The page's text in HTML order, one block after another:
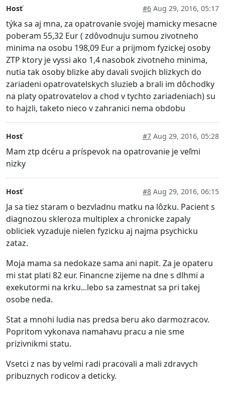
Hosť #6 Aug 29, 2016, 05:17
týka sa aj mna, za opatrovanie svojej mamicky mesacne
poberam 55,32 Eur ( zdôvodnuju sumou zivotneho
minima na osobu 198,09 Eur a prijmom fyzickej osoby
ZTP ktory je vyssi ako 1,4 nasobok zivotneho minima,
nutia tak osoby blizke aby davali svojich blizkych do
zariadeni opatrovatelskych sluzieb a brali im dôchodky
na platy opatrovatelov a chod v tychto zariadeniach) su
to hajzli, taketo nieco v zahranici nema obdobu
Hosť #7 Aug 29, 2016, 05:28
Mam ztp dcéru a príspevok na opatrovanie je veľmi
nizky
Hosť #8 Aug 29, 2016, 06:15
Ja sa tiez staram o bezvladnu matku na lôzku. Pacient s
diagnozou skleroza multiplex a chronicke zapaly
obliciek vyzaduje nielen fyzicku aj najma psychicku
zataz.
Moja mama sa nedokaze sama ani napit. Za je opateru
mi stat plati 82 eur. Financne zijeme na dne s dlhmi a
exekutormi na krku...lebo sa zamestnat sa pri takej
osobe neda.
Stat a mnohi ludia nas predsa beru ako darmozracov.
Popritom vykonava namahavu pracu a nie sme
prizivnikmi statu.
Vsetci z nas by velmi radi pracovali a mali zdravych
pribuznych rodicov a deticky.